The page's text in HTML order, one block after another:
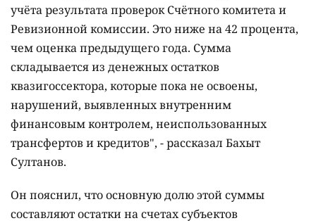
учёта результата проверок Счётного комитета и
Ревизионной комиссии. Это ниже на 42 процента,
чем оценка предыдущего года. Сумма
складывается из денежных остатков
квазигоссектора, которые пока не освоены,
нарушений, выявленных внутренним
финансовым контролем, неиспользованных
трансфертов и кредитов", - рассказал Бахыт
Султанов.
Он пояснил, что основную долю этой суммы
составляют остатки на счетах субъектов